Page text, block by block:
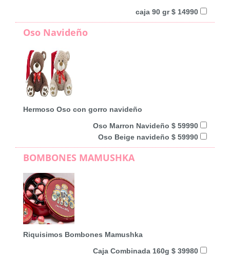
caja 90 gr $ 14990
Oso Navideño
Hermoso Oso con gorro navideño
Oso Marron Navideño $ 59990
Oso Beige navideño $ 59990
BOMBONES MAMUSHKA
Riquisimos Bombones Mamushka
Caja Combinada 160g $ 39980